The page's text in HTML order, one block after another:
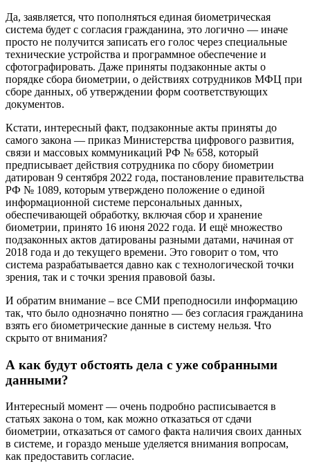
Да, заявляется, что пополняться единая биометрическая
система будет с согласия гражданина, это логично — иначе
просто не получится записать его голос через специальные
технические устройства и программное обеспечение и
сфотографировать. Даже приняты подзаконные акты о
порядке сбора биометрии, о действиях сотрудников МФЦ при
сборе данных, об утверждении форм соответствующих
документов.
Кстати, интересный факт, подзаконные акты приняты до
самого закона — приказ Министерства цифрового развития,
связи и массовых коммуникаций РФ № 658, который
предписывает действия сотрудника по сбору биометрии
датирован 9 сентября 2022 года, постановление правительства
РФ № 1089, которым утверждено положение о единой
информационной системе персональных данных,
обеспечивающей обработку, включая сбор и хранение
биометрии, принято 16 июня 2022 года. И ещё множество
подзаконных актов датированы разными датами, начиная от
2018 года и до текущего времени. Это говорит о том, что
система разрабатывается давно как с технологической точки
зрения, так и с точки зрения правовой базы.
И обратим внимание – все СМИ преподносили информацию
так, что было однозначно понятно — без согласия гражданина
взять его биометрические данные в систему нельзя. Что
скрыто от внимания?
А как будут обстоять дела с уже собранными
данными?
Интересный момент — очень подробно расписывается в
статьях закона о том, как можно отказаться от сдачи
биометрии, отказаться от самого факта наличия своих данных
в системе, и гораздо меньше уделяется внимания вопросам,
как предоставить согласие.